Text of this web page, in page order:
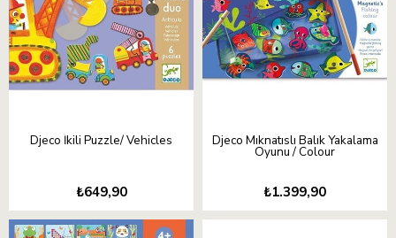
Djeco İkili Puzzle/ Vehicles
₺649,90
Djeco Mıknatıslı Balık Yakalama
Oyunu / Colour
₺1.399,90